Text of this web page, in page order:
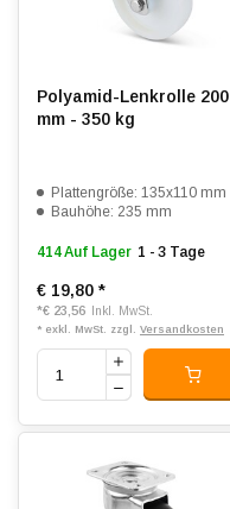
Polyamid-Lenkrolle 200
mm - 350 kg
Plattengröße: 135x110 mm
Bauhöhe: 235 mm
414 Auf Lager 1 - 3 Tage
€ 19,80 *
*€ 23,56 Inkl. MwSt.
* exkl. MwSt. zzgl. Versandkosten